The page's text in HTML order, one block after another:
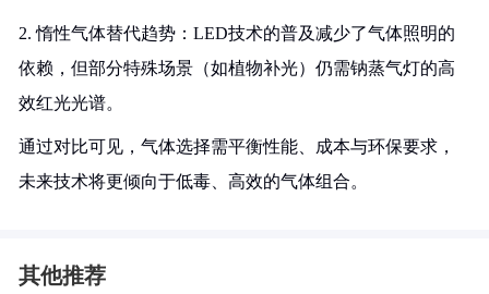
2. 惰性气体替代趋势：LED技术的普及减少了气体照明的
依赖，但部分特殊场景（如植物补光）仍需钠蒸气灯的高
效红光光谱。
通过对比可见，气体选择需平衡性能、成本与环保要求，
未来技术将更倾向于低毒、高效的气体组合。
其他推荐